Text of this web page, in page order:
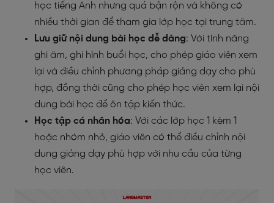
học tiếng Anh nhưng quá bận rộn và không có
nhiều thời gian để tham gia lớp học tại trung tâm.
Lưu giữ nội dung bài học dễ dàng: Với tính năng
ghi âm, ghi hình buổi học, cho phép giáo viên xem
lại và điều chỉnh phương pháp giảng dạy cho phù
hợp, đồng thời cũng cho phép học viên xem lại nội
dung bài học để ôn tập kiến thức.
Học tập cá nhân hóa: Với các lớp học 1 kèm 1
hoặc nhóm nhỏ, giáo viên có thể điều chỉnh nội
dung giảng dạy phù hợp với nhu cầu của từng
học viên.